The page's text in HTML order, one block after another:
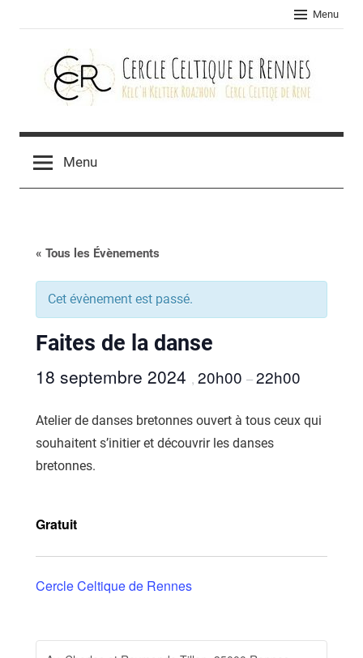
Menu
Cercle
celtique
Rennes
Menu
« Tous les Évènements
Cet évènement est passé.
Faites de la danse
18 septembre 2024 , 20h00 –22h00
Atelier de danses bretonnes ouvert à tous ceux qui
souhaitent s’initier et découvrir les danses
bretonnes.
Gratuit
Cercle Celtique de Rennes